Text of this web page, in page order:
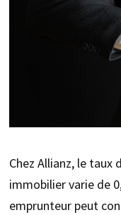
Chez Allianz, le taux
immobilier varie de
emprunteur peut